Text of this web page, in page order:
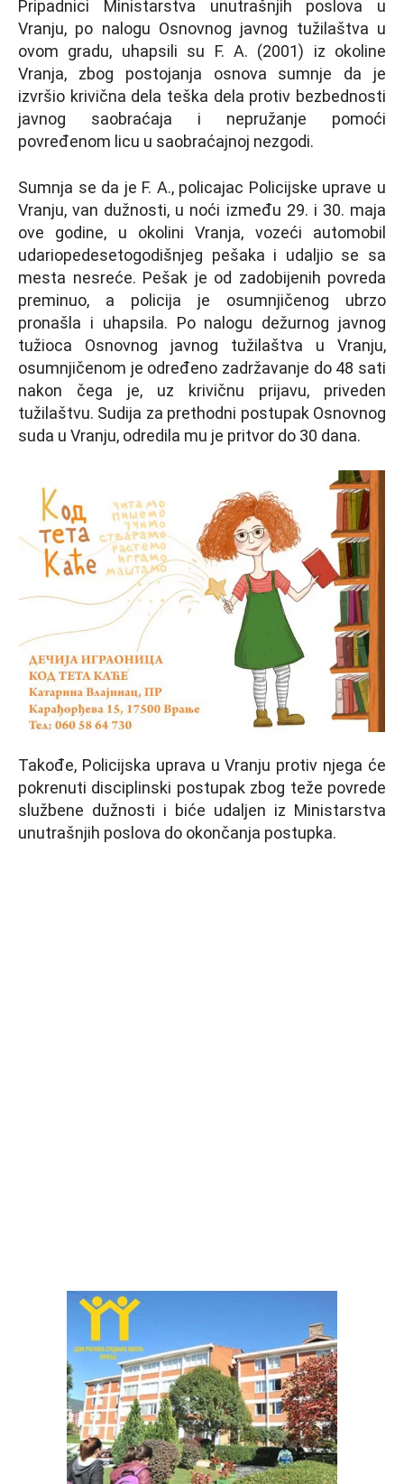
Pripadnici Ministarstva unutrašnjih poslova u
Vranju, po nalogu Osnovnog javnog tužilaštva u
ovom gradu, uhapsili su F. A. (2001) iz okoline
Vranja, zbog postojanja osnova sumnje da je
izvršio krivična dela teška dela protiv bezbednosti
javnog saobraćaja i nepružanje pomoći
povređenom licu u saobraćajnoj nezgodi.
Sumnja se da je F. A., policajac Policijske uprave u
Vranju, van dužnosti, u noći između 29. i 30. maja
ove godine, u okolini Vranja, vozeći automobil
udariopedesetogodišnjeg pešaka i udalјio se sa
mesta nesreće. Pešak je od zadobijenih povreda
preminuo, a policija je osumnjičenog ubrzo
pronašla i uhapsila. Po nalogu dežurnog javnog
tužioca Osnovnog javnog tužilaštva u Vranju,
osumnjičenom je određeno zadržavanje do 48 sati
nakon čega je, uz krivičnu prijavu, priveden
tužilaštvu. Sudija za prethodni postupak Osnovnog
suda u Vranju, odredila mu je pritvor do 30 dana.
Takođe, Policijska uprava u Vranju protiv njega će
pokrenuti disciplinski postupak zbog teže povrede
službene dužnosti i biće udalјen iz Ministarstva
unutrašnjih poslova do okončanja postupka.